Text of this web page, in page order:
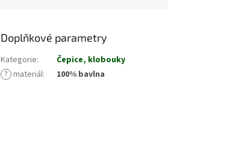
Doplňkové parametry
Kategorie:
Čepice, klobouky
? materiál: 100% bavlna